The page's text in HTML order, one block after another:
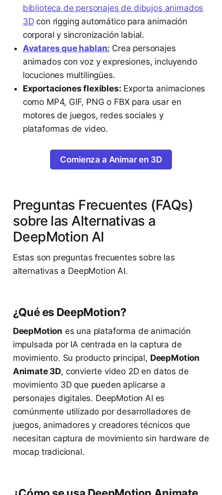
biblioteca de personajes de dibujos animados
3Dcon rigging automático para animación
corporal y sincronización labial.
Avatares que hablan: Crea personajes
animados con voz y expresiones, incluyendo
locuciones multilingües.
Exportaciones flexibles: Exporta animaciones
como MP4, GIF, PNG o FBX para usar en
motores de juegos, redes sociales y
plataformas de video.
Comienza a Animar en 3D
Preguntas Frecuentes (FAQs)
sobre las Alternativas a
DeepMotion AI
Estas son preguntas frecuentes sobre las
alternativas a DeepMotion AI.
¿Qué es DeepMotion?
DeepMotion es una plataforma de animación
impulsada por IA centrada en la captura de
movimiento. Su producto principal, DeepMotion
Animate 3D, convierte video 2D en datos de
movimiento 3D que pueden aplicarse a
personajes digitales. DeepMotion AI es
comúnmente utilizado por desarrolladores de
juegos, animadores y creadores técnicos que
necesitan captura de movimiento sin hardware de
mocap tradicional.